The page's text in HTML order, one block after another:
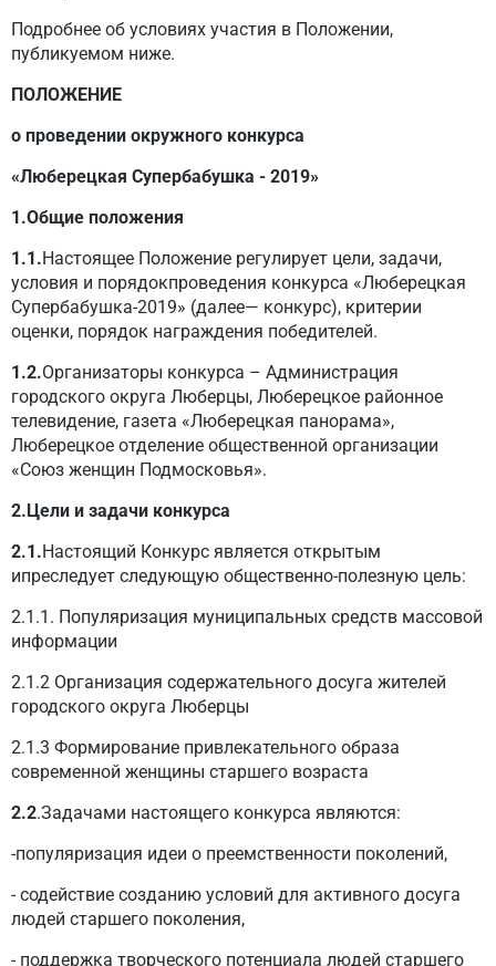
Подробнее об условиях участия в Положении,
публикуемом ниже.
ПОЛОЖЕНИЕ
о проведении окружного конкурса
«Люберецкая Супербабушка - 2019»
1.Общие положения
1.1.Настоящее Положение регулирует цели, задачи,
условия и порядокпроведения конкурса «Люберецкая
Супербабушка-2019» (далее— конкурс), критерии
оценки, порядок награждения победителей.
1.2.Организаторы конкурса – Администрация
городского округа Люберцы, Люберецкое районное
телевидение, газета «Люберецкая панорама»,
Люберецкое отделение общественной организации
«Союз женщин Подмосковья».
2.Цели и задачи конкурса
2.1.Настоящий Конкурс является открытым
ипреследует следующую общественно-полезную цель:
2.1.1. Популяризация муниципальных средств массовой
информации
2.1.2 Организация содержательного досуга жителей
городского округа Люберцы
2.1.3 Формирование привлекательного образа
современной женщины старшего возраста
2.2.Задачами настоящего конкурса являются:
-популяризация идеи о преемственности поколений,
- содействие созданию условий для активного досуга
людей старшего поколения,
- поддержка творческого потенциала людей старшего